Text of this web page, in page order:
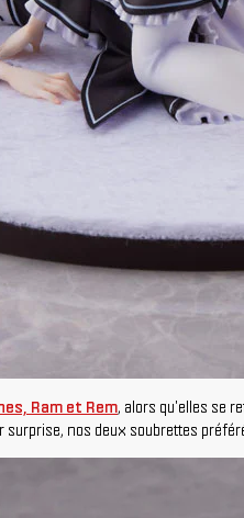
Ram et Rem, alors qu'elles se
nos deux soubrettes